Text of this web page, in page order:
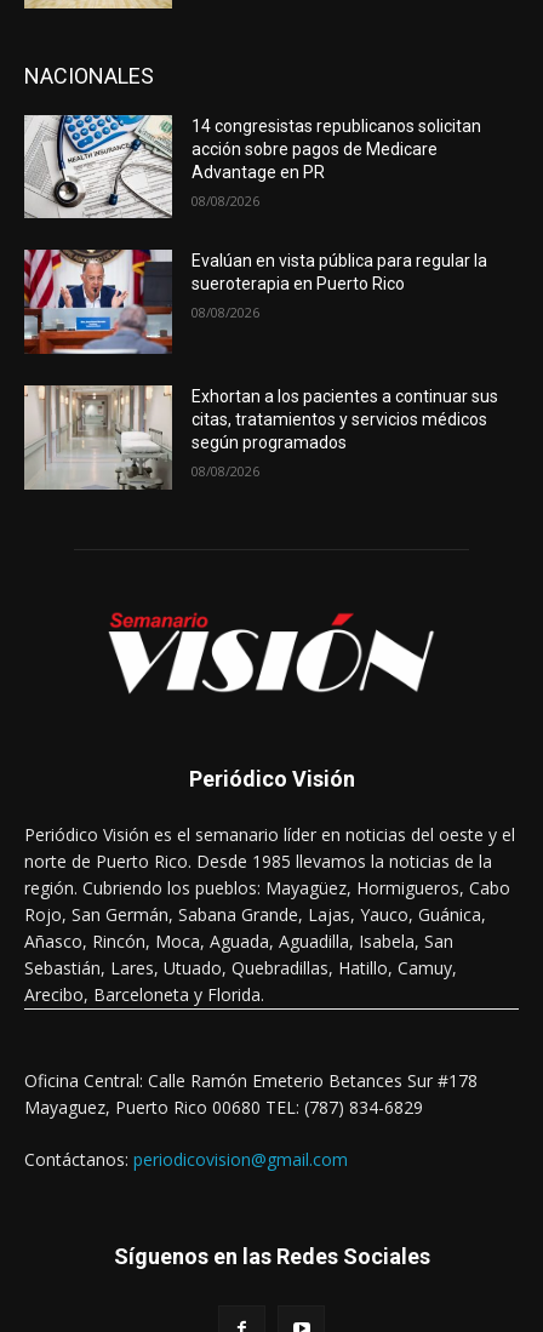
NACIONALES
14 congresistas republicanos solicitan
acción sobre pagos de Medicare
Advantage en PR
08/08/2026
Evalúan en vista pública para regular la
sueroterapia en Puerto Rico
08/08/2026
Exhortan a los pacientes a continuar sus
citas, tratamientos y servicios médicos
según programados
08/08/2026
Periódico Visión
Periódico Visión es el semanario líder en noticias del oeste y el
norte de Puerto Rico. Desde 1985 llevamos la noticias de la
región. Cubriendo los pueblos: Mayagüez, Hormigueros, Cabo
Rojo, San Germán, Sabana Grande, Lajas, Yauco, Guánica,
Añasco, Rincón, Moca, Aguada, Aguadilla, Isabela, San
Sebastián, Lares, Utuado, Quebradillas, Hatillo, Camuy,
Arecibo, Barceloneta y Florida.
Oficina Central: Calle Ramón Emeterio Betances Sur #178
Mayaguez, Puerto Rico 00680 TEL: (787) 834-6829
Contáctanos: periodicovision@gmail.com
Síguenos en las Redes Sociales